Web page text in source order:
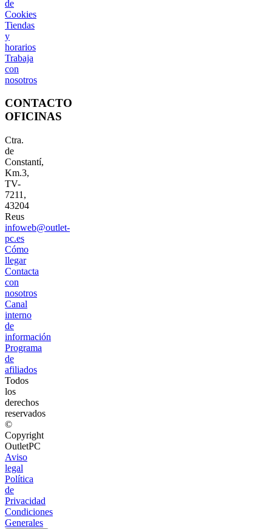
de
Cookies
Tiendas
y
horarios
Trabaja
con
nosotros
CONTACTO
OFICINAS
Ctra.
de
Constantí,
Km.3,
TV-
7211,
43204
Reus
infoweb@outlet-
pc.es
Cómo
llegar
Contacta
con
nosotros
Canal
interno
de
información
Programa
de
afiliados
Todos
los
derechos
reservados
©
Copyright
OutletPC
Aviso
legal
Política
de
Privacidad
Condiciones
Generales